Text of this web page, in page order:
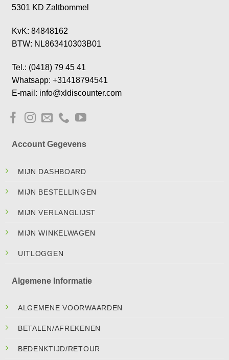
5301 KD Zaltbommel
KvK: 84848162
BTW: NL863410303B01
Tel.: (0418) 79 45 41
Whatsapp: +31418794541
E-mail: info@xldiscounter.com
Account Gegevens
MIJN DASHBOARD
MIJN BESTELLINGEN
MIJN VERLANGLIJST
MIJN WINKELWAGEN
UITLOGGEN
Algemene Informatie
ALGEMENE VOORWAARDEN
BETALEN/AFREKENEN
BEDENKTIJD/RETOUR